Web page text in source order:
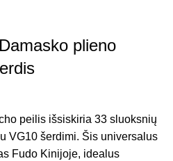
plieno
peilis išsiskiria 33 sluoksnių
VG10 šerdimi. Šis universalus
Fudo Kinijoje, idealus